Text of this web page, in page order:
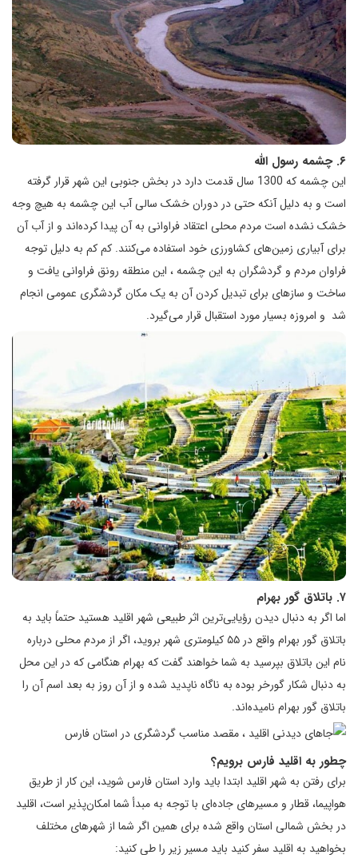
۶. چشمه رسول الله
این چشمه که 1300 سال قدمت دارد در بخش جنوبی این شهر قرار گرفته
است و به دلیل آنکه حتی در دوران خشک سالی آب این چشمه به هیچ وجه
خشک نشده است مردم محلی اعتقاد فراوانی به آن پیدا کرده‌اند و از آب آن
برای آبیاری زمین‌های کشاورزی خود استفاده می‌کنند. کم کم به دلیل توجه
فراوان مردم و گردشگران به این چشمه ، این منطقه رونق فراوانی یافت و
ساخت و سازهای برای تبدیل کردن آن به یک مکان گردشگری عمومی انجام
شد و امروزه بسیار مورد استقبال قرار می‌گیرد.
۷. باتلاق گور بهرام
اما اگر به دنبال دیدن رؤیایی‌ترین اثر طبیعی شهر اقلید هستید حتماً باید به
باتلاق گور بهرام واقع در ۵۵ کیلومتری شهر بروید، اگر از مردم محلی درباره
نام این باتلاق بپرسید به شما خواهند گفت که بهرام هنگامی که در این محل
به دنبال شکار گورخر بوده به ناگاه ناپدید شده و از آن روز به بعد اسم آن را
باتلاق گور بهرام نامیده‌اند.
چطور به اقلید فارس برویم؟
برای رفتن به شهر اقلید ابتدا باید وارد استان فارس شوید، این کار از طریق
هواپیما، قطار و مسیرهای جاده‌ای با توجه به مبدأ شما امکان‌پذیر است، اقلید
در بخش شمالی استان واقع شده برای همین اگر شما از شهرهای مختلف
بخواهید به اقلید سفر کنید باید مسیر زیر را طی کنید: